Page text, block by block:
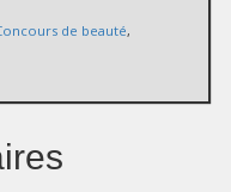
de beauté,